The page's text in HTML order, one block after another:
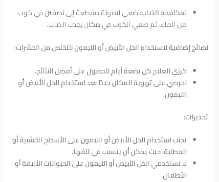
لمكافحة الذباب:ضعي ليمونة مقطعة إلى نصفين في كوب
من الماء، ثم ضعي الكوب في مكان يجذب الذباب.
نصائح إضافية لاستخدام الخل الأبيض أو الليمون للتخلص من الحشرات:
كرري العلاج كل بضعة أيام للحصول على أفضل النتائج.
احرصي على تهوية المكان جيدًا بعد استخدام الخل الأبيض أو
الليمون.
تحذيرات:
تجنب استخدام الخل الأبيض أو الليمون على الأسطح الخشبية أو
المطلية، حيث يمكن أن يتسبب في تلفها.
لا تستخدمي الخل الأبيض أو الليمون على الحيوانات الأليفة أو
الأطفال.